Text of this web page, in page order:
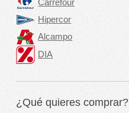
Carrefour
Hipercor
Alcampo
DIA
¿Qué quieres comprar?